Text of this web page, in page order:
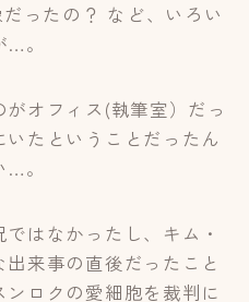
ったの？ など、いろい
。
オフィス(執筆室）だっ
たということだったん
。
はなかったし、キム・
来事の直後だったこと
ロクの愛細胞を裁判に